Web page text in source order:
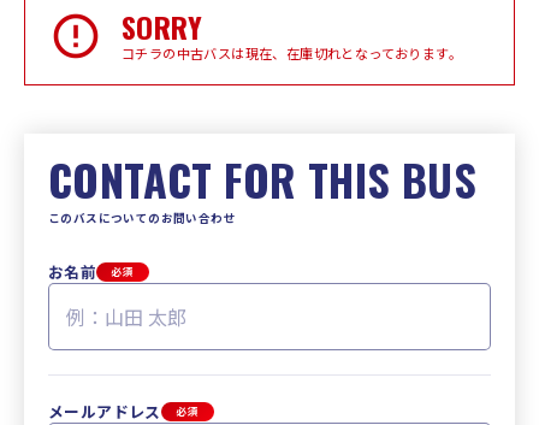
SORRY
コチラの中古バスは現在、在庫切れとなっております。
CONTACT FOR THIS BUS
このバスについてのお問い合わせ
お名前 必須
メールアドレス 必須